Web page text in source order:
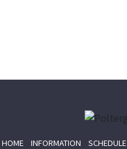
HOME INFORMATION SCHEDULE